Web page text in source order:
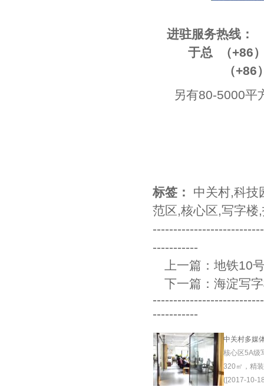
进驻服务热线：
于总 （+86）
（+86）
另有80-5000平
标签： 中关村,科技
范区,核心区,写字楼,
-----------
上一篇：地铁10
下一篇：海淀写
-----------
中关村多媒
核心区5A级
320㎡，精
([2017-10-